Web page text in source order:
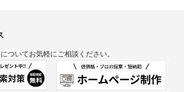
ついてお気軽にご相談ください。